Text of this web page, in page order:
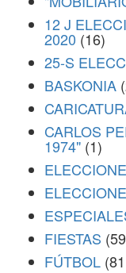
12 J
2020 (16)
25-S
BASKONIA
CARLOS
1974" (1)
FIESTAS
FÚTBOL